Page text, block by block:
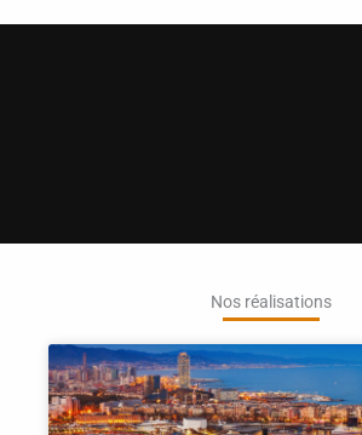
Nos réalisations